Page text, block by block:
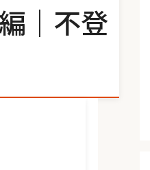
｜不登